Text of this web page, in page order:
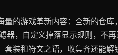
量的游戏革新内容：全新的仓
器，自定义掉落显示规则，不
套装和符文之语，收集齐还能